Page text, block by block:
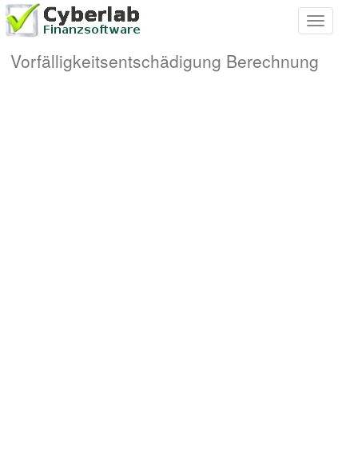
Toggle
Vorfälligkeitsentschädigung Berechnung